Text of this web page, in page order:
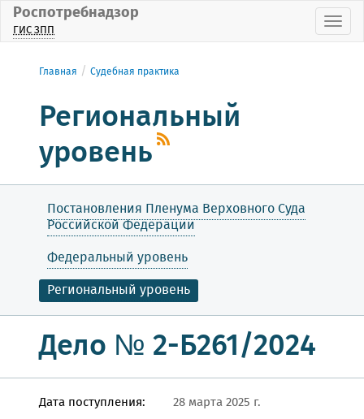
Роспотребнадзор
ГИС ЗПП
Главная Судебная практика
Региональный
уровень
Постановления Пленума Верховного Суда
Российской Федерации
Федеральный уровень
Региональный уровень
Дело № 2-Б261/2024
Дата поступления:
28 марта 2025 г.